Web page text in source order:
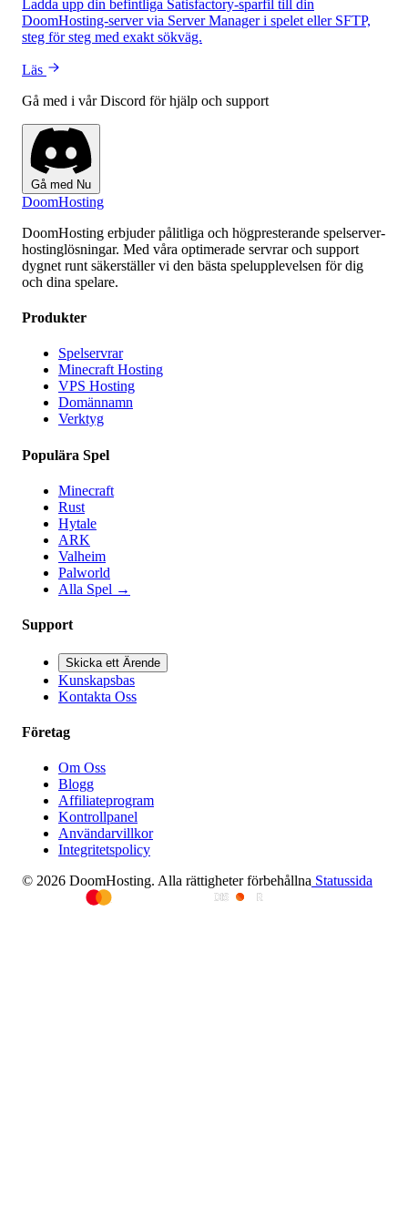
Ladda upp din befintliga Satisfactory-sparfil till din
DoomHosting-server via Server Manager i spelet eller SFTP,
steg för steg med exakt sökväg.
Läs
Gå med i vår Discord för hjälp och support
Gå med Nu
DoomHosting
DoomHosting erbjuder pålitliga och högpresterande spelserver-
hostinglösningar. Med våra optimerade servrar och support
dygnet runt säkerställer vi den bästa spelupplevelsen för dig
och dina spelare.
Produkter
Spelservrar
Minecraft Hosting
VPS Hosting
Domännamn
Verktyg
Populära Spel
Minecraft
Rust
Hytale
ARK
Valheim
Palworld
Alla Spel →
Support
Skicka ett Ärende
Kunskapsbas
Kontakta Oss
Företag
Om Oss
Blogg
Affiliateprogram
Kontrollpanel
Användarvillkor
Integritetspolicy
© 2026 DoomHosting. Alla rättigheter förbehållna Statussida